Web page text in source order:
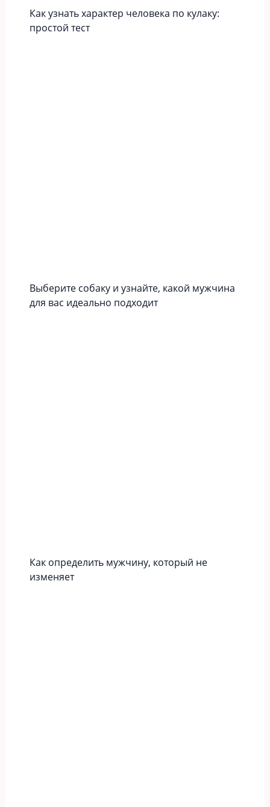
Как узнать характер человека по кулаку:
простой тест
Выберите собаку и узнайте, какой мужчина
для вас идеально подходит
Как определить мужчину, который не
изменяет